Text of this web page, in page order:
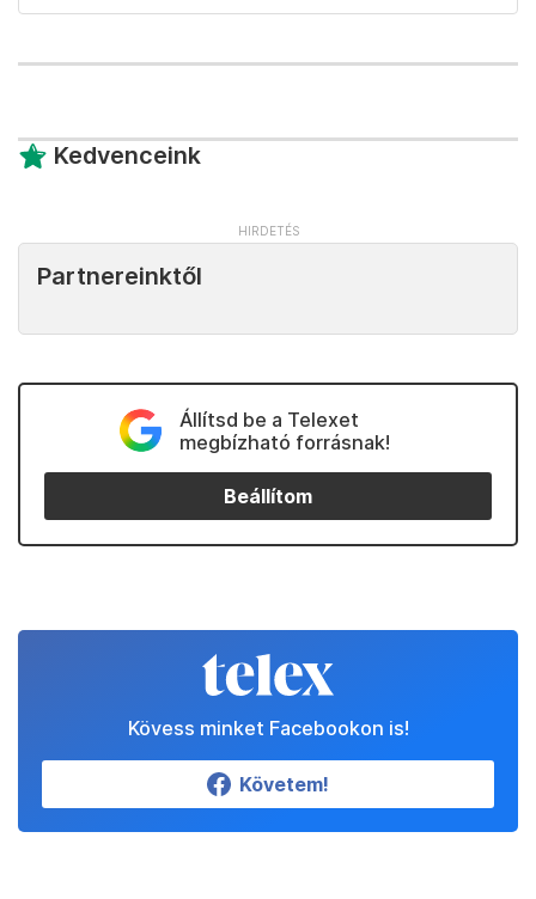
Kedvenceink
Partnereinktől
Állítsd be a Telexet
megbízható forrásnak!
Beállítom
Kövess minket Facebookon is!
Követem!